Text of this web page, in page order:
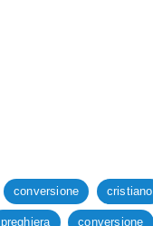
conversione cristiano
preghiera conversione